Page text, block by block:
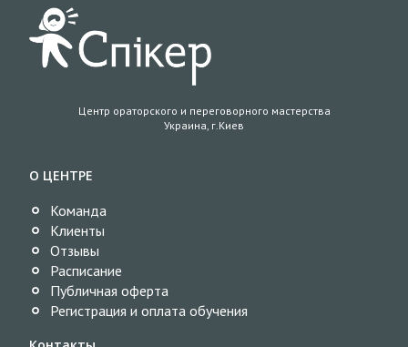
Центр ораторского и переговорного мастерства
Украина, г.Киев
О ЦЕНТРЕ
Команда
Клиенты
Отзывы
Расписание
Публичная оферта
Регистрация и оплата обучения